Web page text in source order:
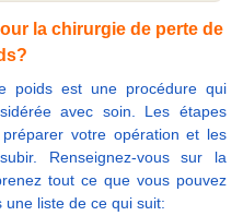
la chirurgie de perte de
poids est une procédure qui
avec soin. Les étapes
votre opération et les
Renseignez-vous sur la
tout ce que vous pouvez
liste de ce qui suit: